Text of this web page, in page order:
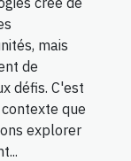
mais
de
défis. C'est
que
explorer